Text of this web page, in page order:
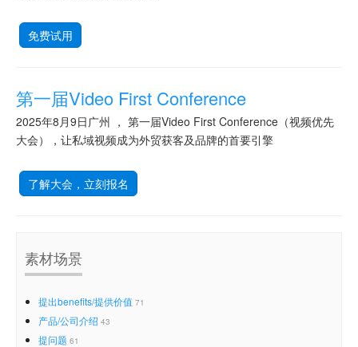
免费试用
第一届Video First Conference
2025年8月9日广州 ， 第一届Video First Conference（视频优先
大会），让私域视频成为外贸获客及品牌的首要引擎
了解大会，立刻报名
素材场景
提出benefits/提供价值 71
产品/公司介绍 43
提问题 61